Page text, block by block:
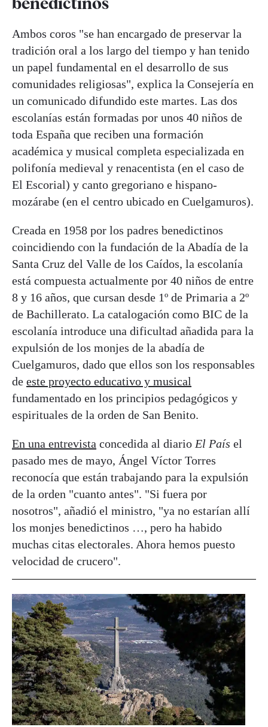
Ambos coros "se han encargado de preservar la
tradición oral a los largo del tiempo y han tenido
un papel fundamental en el desarrollo de sus
comunidades religiosas", explica la Consejería en
un comunicado difundido este martes. Las dos
escolanías están formadas por unos 40 niños de
toda España que reciben una formación
académica y musical completa especializada en
polifonía medieval y renacentista (en el caso de
El Escorial) y canto gregoriano e hispano-
mozárabe (en el centro ubicado en Cuelgamuros).
Creada en 1958 por los padres benedictinos
coincidiendo con la fundación de la Abadía de la
Santa Cruz del Valle de los Caídos, la escolanía
está compuesta actualmente por 40 niños de entre
8 y 16 años, que cursan desde 1º de Primaria a 2º
de Bachillerato. La catalogación como BIC de la
escolanía introduce una dificultad añadida para la
expulsión de los monjes de la abadía de
Cuelgamuros, dado que ellos son los responsables
de este proyecto educativo y musical
fundamentado en los principios pedagógicos y
espirituales de la orden de San Benito.
En una entrevista concedida al diario El País el
pasado mes de mayo, Ángel Víctor Torres
reconocía que están trabajando para la expulsión
de la orden "cuanto antes". "Si fuera por
nosotros", añadió el ministro, "ya no estarían allí
los monjes benedictinos …, pero ha habido
muchas citas electorales. Ahora hemos puesto
velocidad de crucero".